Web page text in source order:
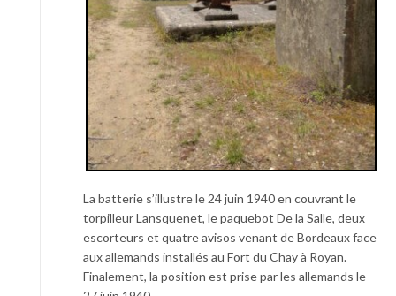
La batterie s’illustre le 24 juin 1940 en couvrant le
torpilleur Lansquenet, le paquebot De la Salle, deux
escorteurs et quatre avisos venant de Bordeaux face
aux allemands installés au Fort du Chay à Royan.
Finalement, la position est prise par les allemands le